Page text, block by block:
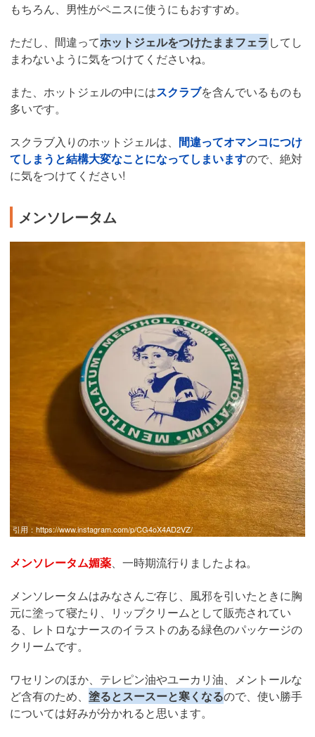
もちろん、男性がペニスに使うにもおすすめ。
ただし、間違ってホットジェルをつけたままフェラ してし
まわないように気をつけてくださいね。
また、ホットジェルの中にはスクラブを含んでいるものも
多いです。
スクラブ入りのホットジェルは、 間違ってオマンコにつけ
てしまうと結構大変なことになってしまいますので、絶対
に気をつけてください!
メンソレータム
引用： https://www.instagram.com/p/CG4oX4AD2VZ/
メンソレータム媚薬、一時期流行りましたよね。
メンソレータムはみなさんご存じ、風邪を引いたときに胸
元に塗って寝たり、リップクリームとして販売されてい
る、レトロなナースのイラストのある緑色のパッケージの
クリームです。
ワセリンのほか、テレピン油やユーカリ油、メントールな
ど含有のため、 塗るとスースーと寒くなるので、使い勝手
については好みが分かれると思います。